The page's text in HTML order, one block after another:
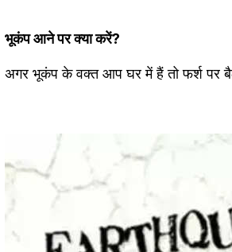
भूकंप आने पर क्या करें?
अगर भूकंप के वक्त आप घर में हैं तो फर्श पर